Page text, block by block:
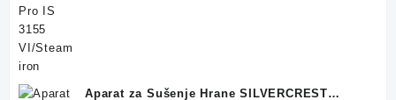
Aparat za Sušenje Hrane SILVERCREST